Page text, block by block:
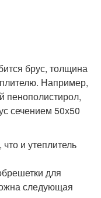
брус, толщина
Например,
пенополистирол,
сечением 50х50
и утеплитель
для
следующая